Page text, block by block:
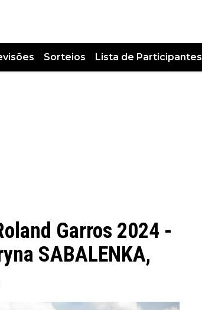
Sorteios Lista de Participantes
Garros 2024 -
SABALENKA,